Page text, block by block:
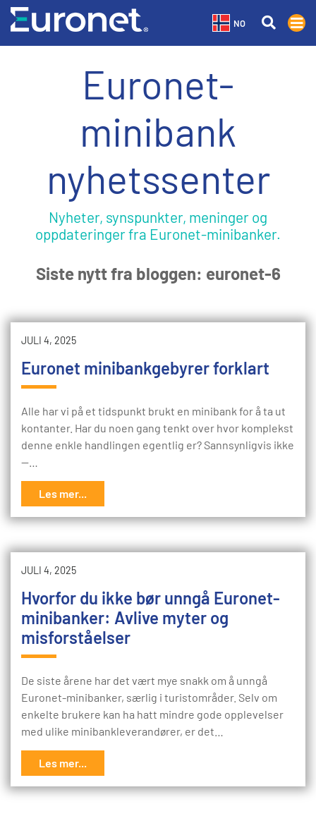
NO
Euronet-
minibank
nyhetssenter
Nyheter, synspunkter, meninger og
oppdateringer fra Euronet-minibanker.
Siste nytt fra bloggen: euronet-6
JULI 4, 2025
Euronet minibankgebyrer forklart
Alle har vi på et tidspunkt brukt en minibank for å ta ut
kontanter. Har du noen gang tenkt over hvor komplekst
denne enkle handlingen egentlig er? Sannsynligvis ikke
—…
Les mer...
JULI 4, 2025
Hvorfor du ikke bør unngå Euronet-
minibanker: Avlive myter og
misforståelser
De siste årene har det vært mye snakk om å unngå
Euronet-minibanker, særlig i turistområder. Selv om
enkelte brukere kan ha hatt mindre gode opplevelser
med ulike minibankleverandører, er det…
Les mer...